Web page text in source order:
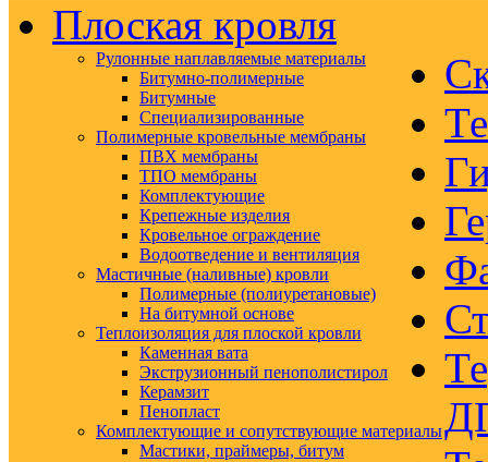
Плоская кровля
Рулонные наплавляемые материалы
Битумно-полимерные
Битумные
Специализированные
Полимерные кровельные мембраны
ПВХ мембраны
ТПО мембраны
Комплектующие
Крепежные изделия
Кровельное ограждение
Водоотведение и вентиляция
Мастичные (наливные) кровли
Полимерные (полиуретановые)
На битумной основе
Теплоизоляция для плоской кровли
Каменная вата
Экструзионный пенополистирол
Керамзит
Пенопласт
Комплектующие и сопутствующие материалы
Мастики, праймеры, битум